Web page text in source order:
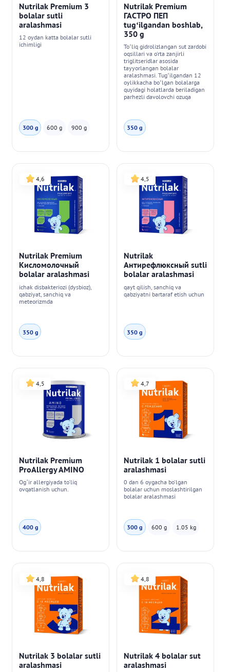
Nutrilak Premium 3
bolalar sutli
aralashmasi
12 oydan katta bolalar sutli
ichimligi
300 g 600 g 900 g
Nutrilak Premium
ГАСТРО ПЕП
tug‘ilgandan boshlab,
350 g
To‘liq gidrolizlangan sut zardobi
oqsillari va o'rta zanjirli
triglitseridlar asosida
tayyorlangan bolalar
aralashmasi. Tug‘ilgandan 12
oylikkacha bo‘lgan bolalarga
quyidagi holatlarda beriladigan
parhezli davolovchi ozuqa
350 g
4,6
Nutrilak Premium
Кисломолочный
bolalar aralashmasi
ichak disbakteriozi (dysbioz),
qabziyat, sanchiq va
meteorizmda
350 g
4,5
Nutrilak
Антирефлюксный sutli
bolalar aralashmasi
qayt qilish, sanchiq va
qabziyatni bartaraf etish uchun
350 g
4,5
Nutrilak Premium
ProAllergy AMINO
Og’ir allergiyada to'liq
ovqatlanish uchun.
400 g
4,7
Nutrilak 1 bolalar sutli
aralashmasi
0 dan 6 oygacha bo'lgan
bolalar uchun moslashtirilgan
bolalar aralashmasi
300 g 600 g 1.05 kg
4,8
Nutrilak 3 bolalar sutli
aralashmasi
4,8
Nutrilak 4 bolalar sut
aralashmasi